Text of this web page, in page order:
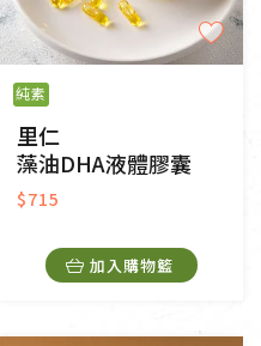
純素
里仁
藻油DHA液體膠囊
$715
加入購物籃